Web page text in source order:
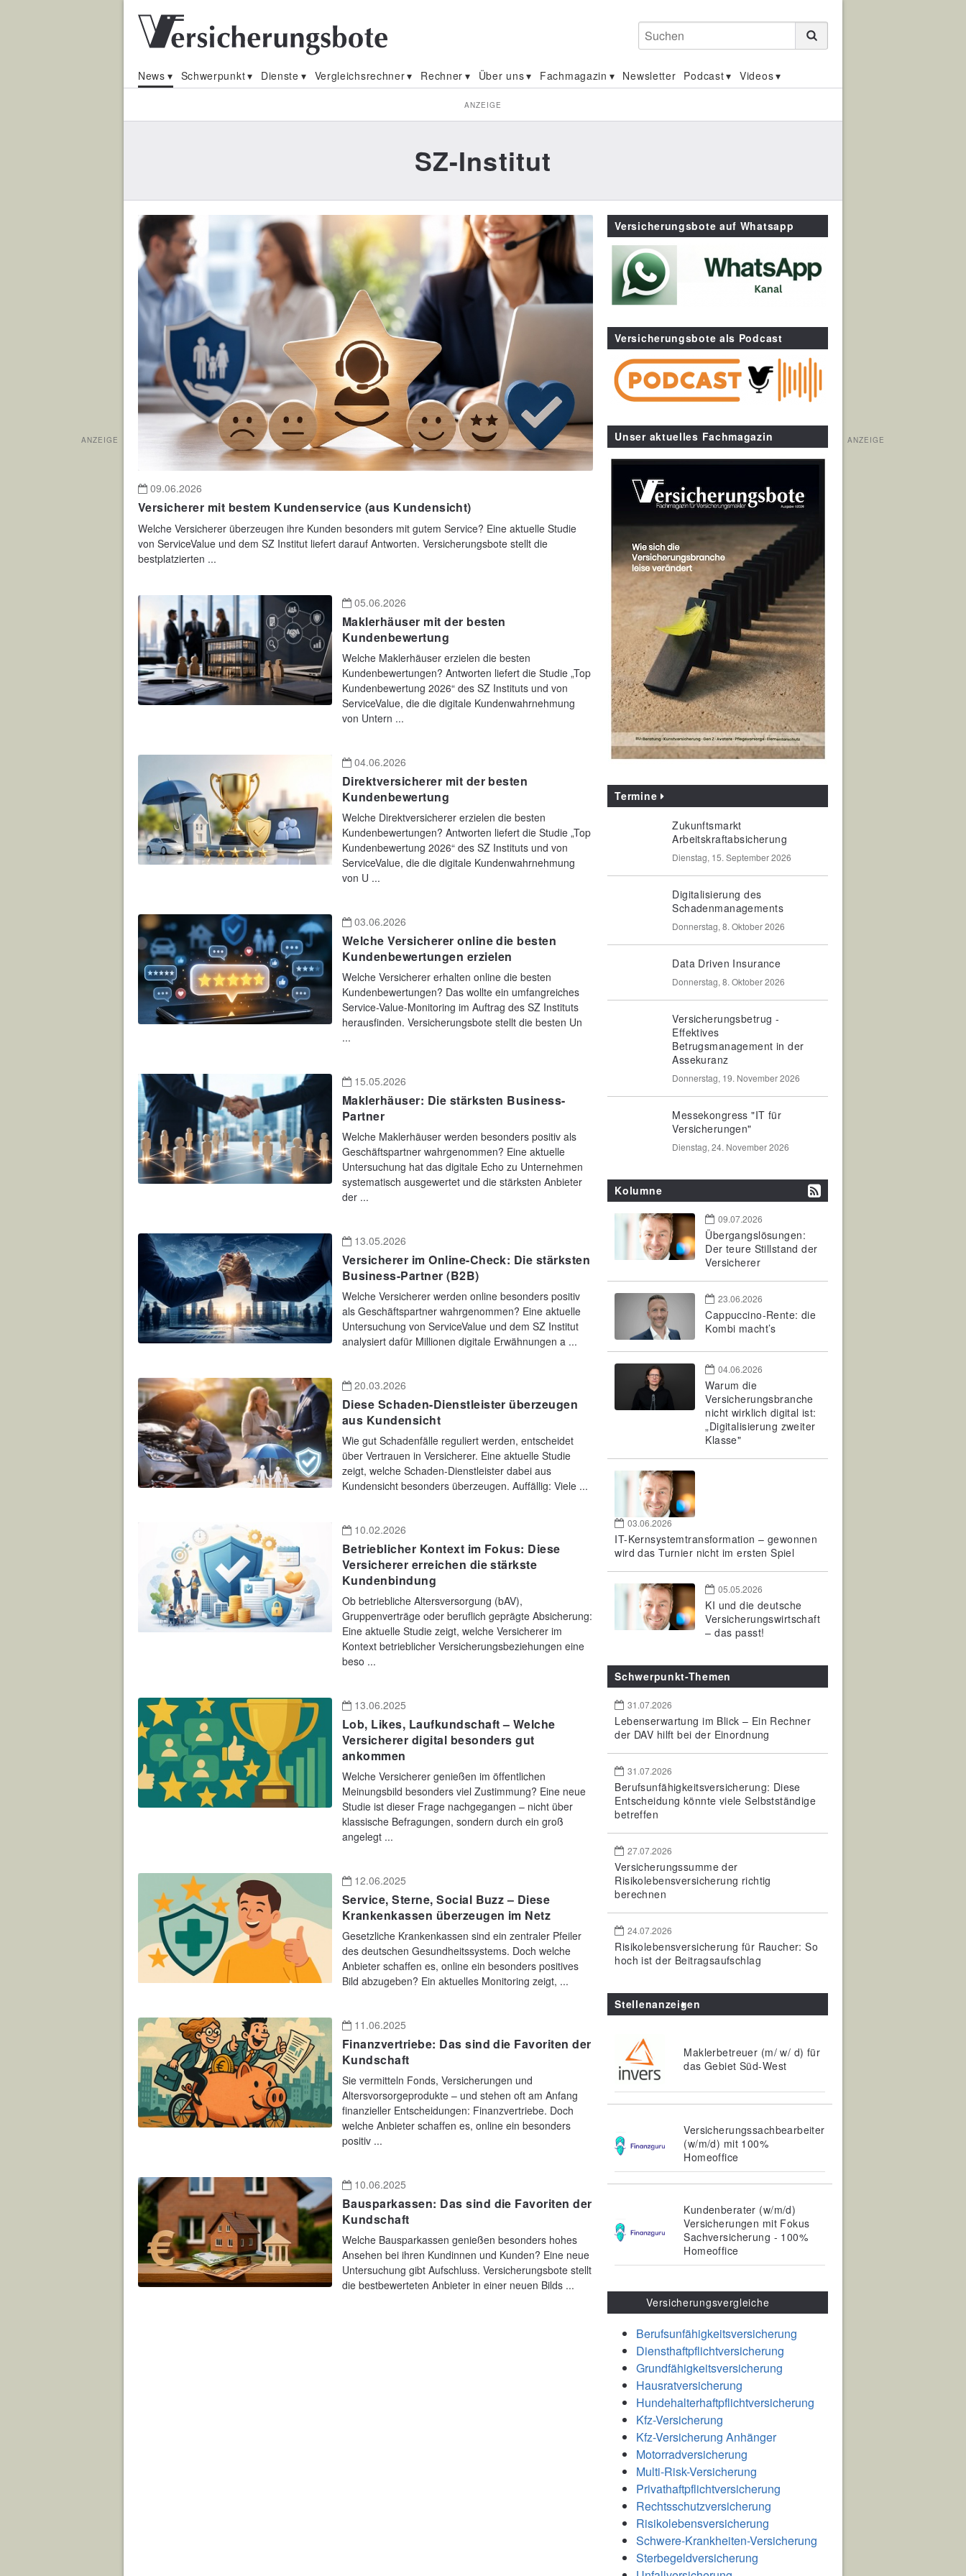
Suchen
News Schwerpunkt Dienste Vergleichsrechner Rechner Über uns Fachmagazin Newsletter Podcast Videos
ANZEIGE
SZ-Institut
09.06.2026
Versicherer mit bestem Kundenservice (aus Kundensicht)
Welche Versicherer überzeugen ihre Kunden besonders mit gutem Service? Eine aktuelle Studie
von ServiceValue und dem SZ Institut liefert darauf Antworten. Versicherungsbote stellt die
bestplatzierten ...
05.06.2026
Maklerhäuser mit der besten
Kundenbewertung
Welche Maklerhäuser erzielen die besten
Kundenbewertungen? Antworten liefert die Studie „Top
Kundenbewertung 2026“ des SZ Instituts und von
ServiceValue, die die digitale Kundenwahrnehmung
von Untern ...
04.06.2026
Direktversicherer mit der besten
Kundenbewertung
Welche Direktversicherer erzielen die besten
Kundenbewertungen? Antworten liefert die Studie „Top
Kundenbewertung 2026“ des SZ Instituts und von
ServiceValue, die die digitale Kundenwahrnehmung
von U ...
03.06.2026
Welche Versicherer online die besten
Kundenbewertungen erzielen
Welche Versicherer erhalten online die besten
Kundenbewertungen? Das wollte ein umfangreiches
Service-Value-Monitoring im Auftrag des SZ Instituts
herausfinden. Versicherungsbote stellt die besten Un
...
15.05.2026
Maklerhäuser: Die stärksten Business-
Partner
Welche Maklerhäuser werden besonders positiv als
Geschäftspartner wahrgenommen? Eine aktuelle
Untersuchung hat das digitale Echo zu Unternehmen
systematisch ausgewertet und die stärksten Anbieter
der ...
13.05.2026
Versicherer im Online-Check: Die stärksten
Business-Partner (B2B)
Welche Versicherer werden online besonders positiv
als Geschäftspartner wahrgenommen? Eine aktuelle
Untersuchung von ServiceValue und dem SZ Institut
analysiert dafür Millionen digitale Erwähnungen a ...
20.03.2026
Diese Schaden-Dienstleister überzeugen
aus Kundensicht
Wie gut Schadenfälle reguliert werden, entscheidet
über Vertrauen in Versicherer. Eine aktuelle Studie
zeigt, welche Schaden-Dienstleister dabei aus
Kundensicht besonders überzeugen. Auffällig: Viele ...
10.02.2026
Betrieblicher Kontext im Fokus: Diese
Versicherer erreichen die stärkste
Kundenbindung
Ob betriebliche Altersversorgung (bAV),
Gruppenverträge oder beruflich geprägte Absicherung:
Eine aktuelle Studie zeigt, welche Versicherer im
Kontext betrieblicher Versicherungsbeziehungen eine
beso ...
13.06.2025
Lob, Likes, Laufkundschaft – Welche
Versicherer digital besonders gut
ankommen
Welche Versicherer genießen im öffentlichen
Meinungsbild besonders viel Zustimmung? Eine neue
Studie ist dieser Frage nachgegangen – nicht über
klassische Befragungen, sondern durch ein groß
angelegt ...
12.06.2025
Service, Sterne, Social Buzz – Diese
Krankenkassen überzeugen im Netz
Gesetzliche Krankenkassen sind ein zentraler Pfeiler
des deutschen Gesundheitssystems. Doch welche
Anbieter schaffen es, online ein besonders positives
Bild abzugeben? Ein aktuelles Monitoring zeigt, ...
11.06.2025
Finanzvertriebe: Das sind die Favoriten der
Kundschaft
Sie vermitteln Fonds, Versicherungen und
Altersvorsorgeprodukte – und stehen oft am Anfang
finanzieller Entscheidungen: Finanzvertriebe. Doch
welche Anbieter schaffen es, online ein besonders
positiv ...
10.06.2025
Bausparkassen: Das sind die Favoriten der
Kundschaft
Welche Bausparkassen genießen besonders hohes
Ansehen bei ihren Kundinnen und Kunden? Eine neue
Untersuchung gibt Aufschluss. Versicherungsbote stellt
die bestbewerteten Anbieter in einer neuen Bilds ...
Versicherungsbote auf Whatsapp
Versicherungsbote als Podcast
Unser aktuelles Fachmagazin
Termine
Zukunftsmarkt
Arbeitskraftabsicherung
Dienstag, 15. September 2026
Digitalisierung des
Schadenmanagements
Donnerstag, 8. Oktober 2026
Data Driven Insurance
Donnerstag, 8. Oktober 2026
Versicherungsbetrug -
Effektives
Betrugsmanagement in der
Assekuranz
Donnerstag, 19. November 2026
Messekongress "IT für
Versicherungen"
Dienstag, 24. November 2026
Kolumne
09.07.2026
Übergangslösungen:
Der teure Stillstand der
Versicherer
23.06.2026
Cappuccino-Rente: die
Kombi macht’s
04.06.2026
Warum die
Versicherungsbranche
nicht wirklich digital ist:
„Digitalisierung zweiter
Klasse"
03.06.2026
IT-Kernsystemtransformation – gewonnen
wird das Turnier nicht im ersten Spiel
05.05.2026
KI und die deutsche
Versicherungswirtschaft
– das passt!
Schwerpunkt-Themen
31.07.2026
Lebenserwartung im Blick – Ein Rechner
der DAV hilft bei der Einordnung
31.07.2026
Berufsunfähigkeitsversicherung: Diese
Entscheidung könnte viele Selbstständige
betreffen
27.07.2026
Versicherungssumme der
Risikolebensversicherung richtig
berechnen
24.07.2026
Risikolebensversicherung für Raucher: So
hoch ist der Beitragsaufschlag
Stellenanzeigen
Maklerbetreuer (m/ w/ d) für
das Gebiet Süd-West
Versicherungssachbearbeiter
(w/m/d) mit 100%
Homeoffice
Kundenberater (w/m/d)
Versicherungen mit Fokus
Sachversicherung - 100%
Homeoffice
Versicherungsvergleiche
Berufsunfähigkeitsversicherung
Diensthaftpflichtversicherung
Grundfähigkeitsversicherung
Hausratversicherung
Hundehalterhaftpflichtversicherung
Kfz-Versicherung
Kfz-Versicherung Anhänger
Motorradversicherung
Multi-Risk-Versicherung
Privathaftpflichtversicherung
Rechtsschutzversicherung
Risikolebensversicherung
Schwere-Krankheiten-Versicherung
Sterbegeldversicherung
ANZEIGE ANZEIGE